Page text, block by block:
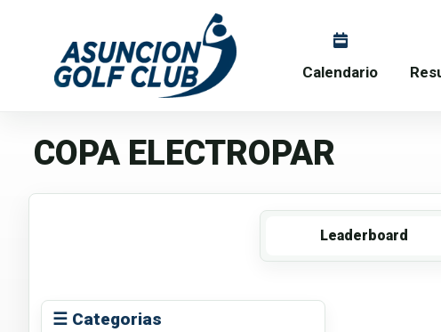
Calendario
COPA ELECTROPAR
Leaderboard
☰ Categorias